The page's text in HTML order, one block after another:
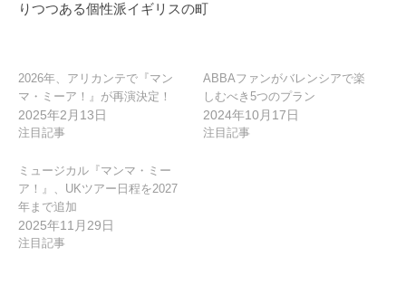
シ
りつつある個性派イギリスの町
2026年、アリカンテで『マン
マ・ミーア！』が再演決定！
2025年2月13日
注目記事
ABBAファンがバレンシアで楽
しむべき5つのプラン
2024年10月17日
注目記事
ミュージカル『マンマ・ミー
ア！』、UKツアー日程を2027
年まで追加
2025年11月29日
注目記事